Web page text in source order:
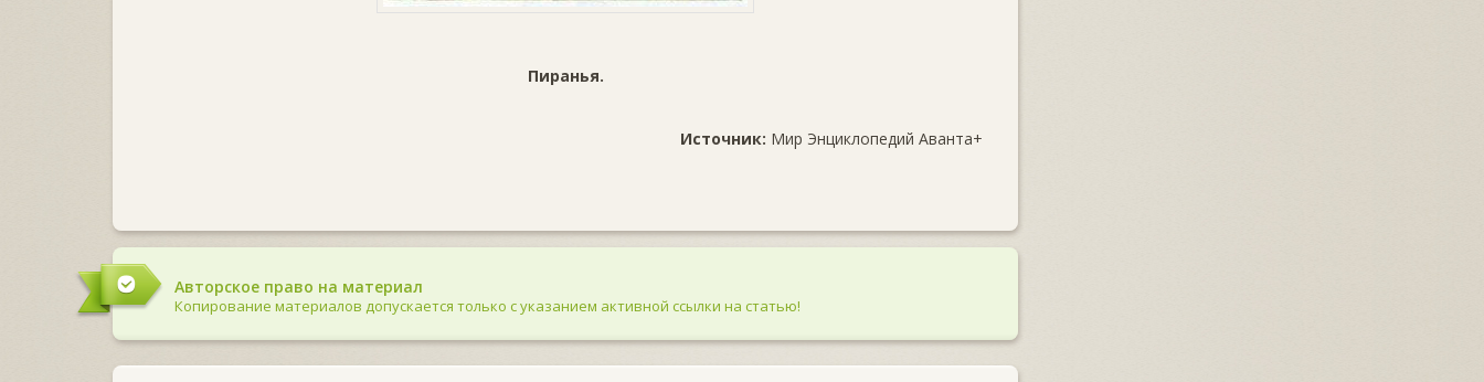
Пиранья.
Источник: Мир Энциклопедий Аванта+
Авторское право на материал
Копирование материалов допускается только с указанием активной ссылки на статью!